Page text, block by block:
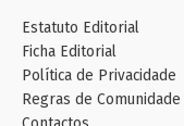
Estatuto Editorial
Ficha Editorial
Política de Privacidade
Regras de Comunidade